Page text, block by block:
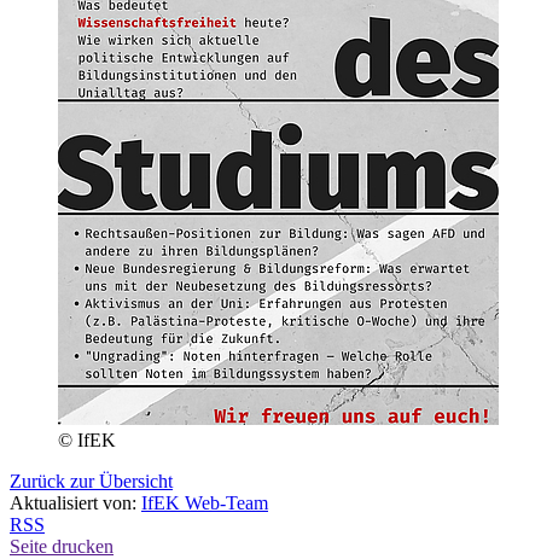
© IfEK
Zurück zur Übersicht
Aktualisiert von: IfEK Web-Team
RSS
Seite drucken